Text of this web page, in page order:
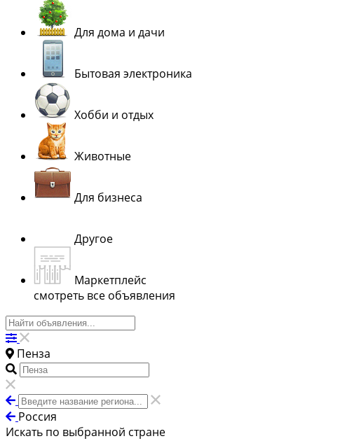
Для дома и дачи
Бытовая электроника
Хобби и отдых
Животные
Для бизнеса
Другое
Маркетплейс
смотреть все объявления
Пенза
Россия
Искать по выбранной стране